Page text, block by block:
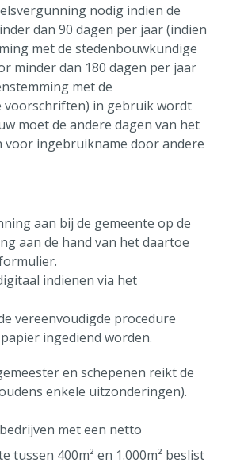
nodig indien de
dan 90 dagen per jaar (indien
met de stedenbouwkundige
minder dan 180 dagen per jaar
met de
voorschriften) in gebruik wordt
moet de andere dagen van het
voor ingebruikname door andere
aan bij de gemeente op de
aan de hand van het daartoe
indienen via het
vereenvoudigde procedure
ingediend worden.
en schepenen reikt de
enkele uitzonderingen).
met een netto
tussen 400m² en 1.000m² beslist